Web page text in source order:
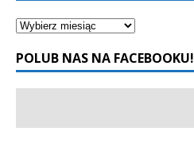
POLUB NAS NA FACEBOOKU!